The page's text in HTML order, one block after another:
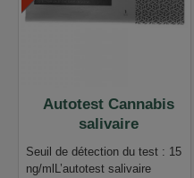
Autotest Cannabis
salivaire
Seuil de détection du test : 15
ng/mlL’autotest salivaire